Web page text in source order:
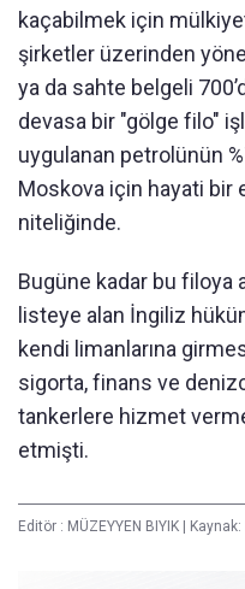
kaçabilmek için
şirketler üzerinden
ya da sahte belgeli
devasa bir "gölge filo"
uygulanan petrolünün
Moskova için hayati bir
niteliğinde.
Bugüne kadar bu filoya
listeye alan İngiliz
kendi limanlarına
sigorta, finans ve
tankerlere hizmet
etmişti.
Editör : MÜZEYYEN BIYIK | Kaynak: